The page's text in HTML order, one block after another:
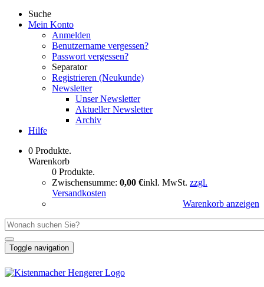
Suche
Mein Konto
Anmelden
Benutzername vergessen?
Passwort vergessen?
Separator
Registrieren (Neukunde)
Newsletter
Unser Newsletter
Aktueller Newsletter
Archiv
Hilfe
0 Produkte.
Warenkorb
0 Produkte.
Zwischensumme: 0,00 €inkl. MwSt. zzgl.
Versandkosten
Warenkorb anzeigen
Toggle navigation